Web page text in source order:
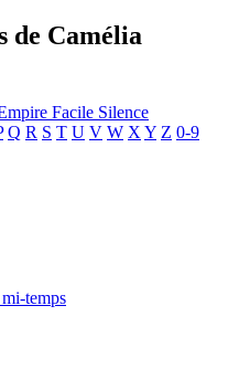
de Camélia
Facile Silence
Q R S T U V W X Y Z 0-9
temps